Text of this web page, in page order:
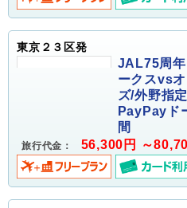
東京２３区発
JAL75周年
ークスvs
ズ/外野指
PayPayド
間
旅行代金： 56,300円 ～